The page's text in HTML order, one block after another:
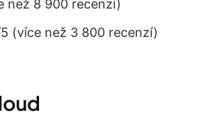
než 8 900 recenzí)
(více než 3 800 recenzí)